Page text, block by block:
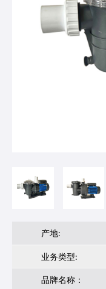
产地:
业务类型:
品牌名称：